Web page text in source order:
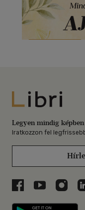
Libri
Legyen mindig
Iratkozzon fel
Libri aLibri aLibri